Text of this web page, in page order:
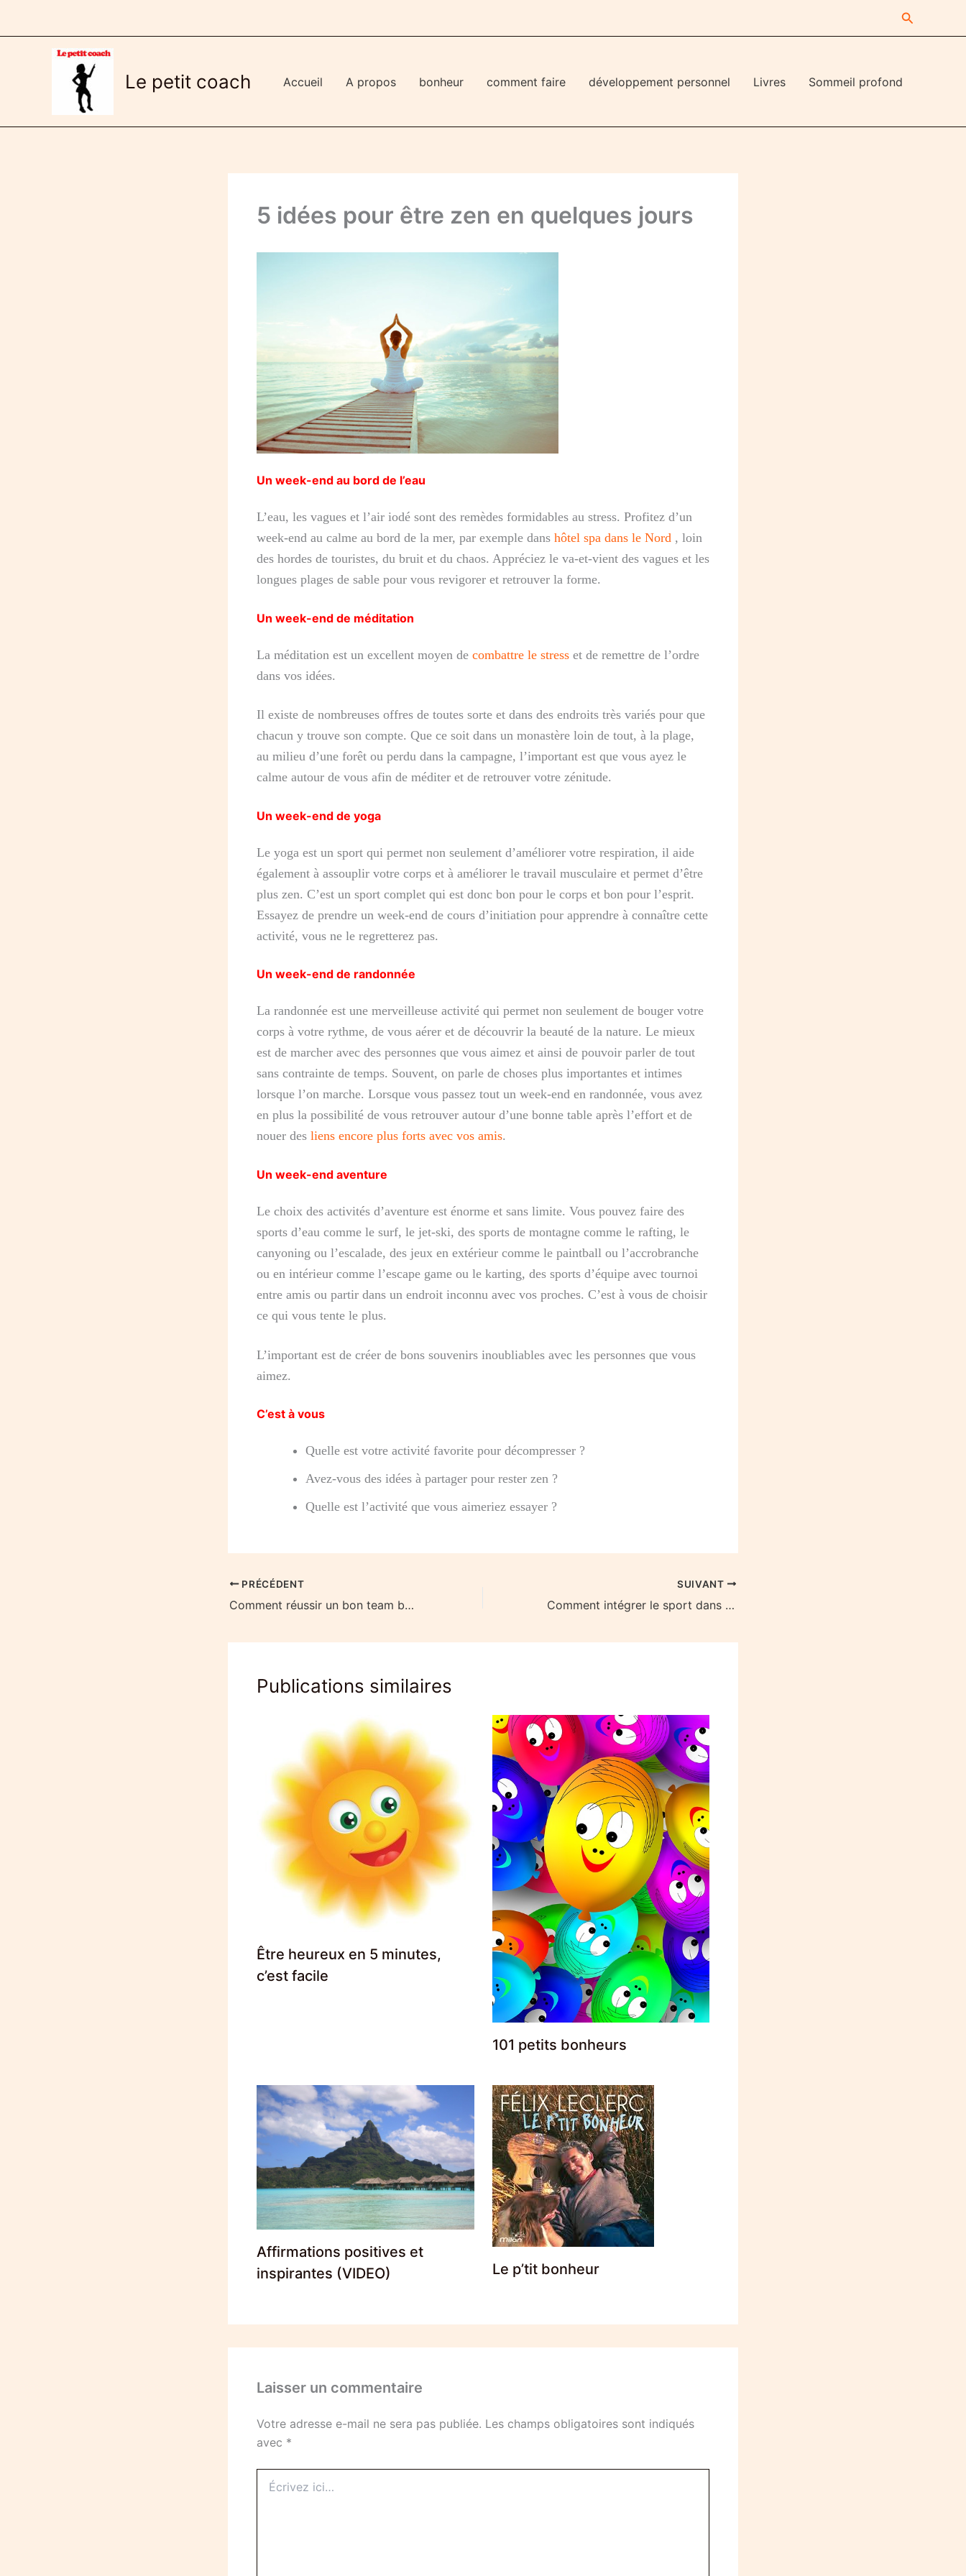
Le petit coach Accueil A propos bonheur comment faire développement personnel Livres Sommeil profond
5 idées pour être zen en quelques jours
Un week-end au bord de l’eau
L’eau, les vagues et l’air iodé sont des remèdes formidables au stress. Profitez d’un
week-end au calme au bord de la mer, par exemple dans hôtel spa dans le Nord , loin
des hordes de touristes, du bruit et du chaos. Appréciez le va-et-vient des vagues et les
longues plages de sable pour vous revigorer et retrouver la forme.
Un week-end de méditation
La méditation est un excellent moyen de combattre le stress et de remettre de l’ordre
dans vos idées.
Il existe de nombreuses offres de toutes sorte et dans des endroits très variés pour que
chacun y trouve son compte. Que ce soit dans un monastère loin de tout, à la plage,
au milieu d’une forêt ou perdu dans la campagne, l’important est que vous ayez le
calme autour de vous afin de méditer et de retrouver votre zénitude.
Un week-end de yoga
Le yoga est un sport qui permet non seulement d’améliorer votre respiration, il aide
également à assouplir votre corps et à améliorer le travail musculaire et permet d’être
plus zen. C’est un sport complet qui est donc bon pour le corps et bon pour l’esprit.
Essayez de prendre un week-end de cours d’initiation pour apprendre à connaître cette
activité, vous ne le regretterez pas.
Un week-end de randonnée
La randonnée est une merveilleuse activité qui permet non seulement de bouger votre
corps à votre rythme, de vous aérer et de découvrir la beauté de la nature. Le mieux
est de marcher avec des personnes que vous aimez et ainsi de pouvoir parler de tout
sans contrainte de temps. Souvent, on parle de choses plus importantes et intimes
lorsque l’on marche. Lorsque vous passez tout un week-end en randonnée, vous avez
en plus la possibilité de vous retrouver autour d’une bonne table après l’effort et de
nouer des liens encore plus forts avec vos amis.
Un week-end aventure
Le choix des activités d’aventure est énorme et sans limite. Vous pouvez faire des
sports d’eau comme le surf, le jet-ski, des sports de montagne comme le rafting, le
canyoning ou l’escalade, des jeux en extérieur comme le paintball ou l’accrobranche
ou en intérieur comme l’escape game ou le karting, des sports d’équipe avec tournoi
entre amis ou partir dans un endroit inconnu avec vos proches. C’est à vous de choisir
ce qui vous tente le plus.
L’important est de créer de bons souvenirs inoubliables avec les personnes que vous
aimez.
C’est à vous
Quelle est votre activité favorite pour décompresser ?
Avez-vous des idées à partager pour rester zen ?
Quelle est l’activité que vous aimeriez essayer ?
PRÉCÉDENT
Comment réussir un bon team building?
SUIVANT
Comment intégrer le sport dans votre quotidien
Publications similaires
Être heureux en 5 minutes,
c’est facile
101 petits bonheurs
Affirmations positives et
inspirantes (VIDEO)
Le p’tit bonheur
Laisser un commentaire
Votre adresse e-mail ne sera pas publiée. Les champs obligatoires sont indiqués
avec *
ici…